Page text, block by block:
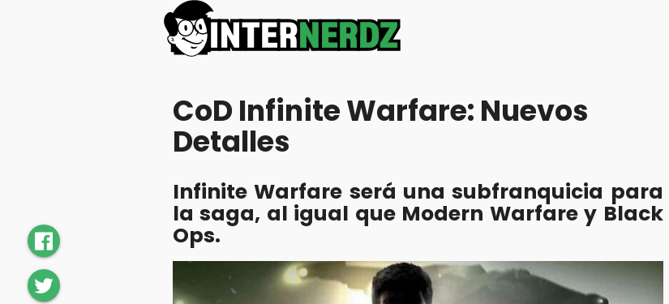
CoD Infinite Warfare: Nuevos
Detalles
Infinite Warfare será una subfranquicia para
la saga, al igual que Modern Warfare y Black
Ops.